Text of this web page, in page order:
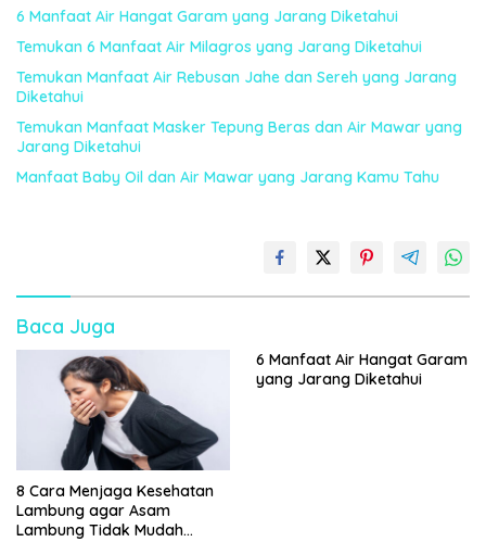
6 Manfaat Air Hangat Garam yang Jarang Diketahui
Temukan 6 Manfaat Air Milagros yang Jarang Diketahui
Temukan Manfaat Air Rebusan Jahe dan Sereh yang Jarang
Diketahui
Temukan Manfaat Masker Tepung Beras dan Air Mawar yang
Jarang Diketahui
Manfaat Baby Oil dan Air Mawar yang Jarang Kamu Tahu
Baca Juga
8 Cara Menjaga Kesehatan
Lambung agar Asam
Lambung Tidak Mudah
6 Manfaat Air Hangat Garam
yang Jarang Diketahui